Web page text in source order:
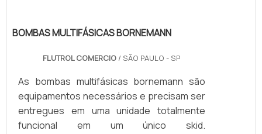
BOMBAS MULTIFÁSICAS BORNEMANN
FLUTROL COMERCIO / SÃO PAULO - SP
As bombas multifásicas bornemann são
equipamentos necessários e precisam ser
entregues em uma unidade totalmente
funcional em um único skid.